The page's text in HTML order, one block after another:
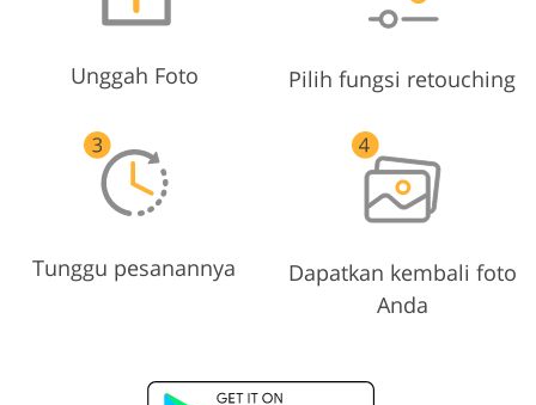
Unggah Foto Pilih fungsi retouching
Tunggu pesanannya
Dapatkan kembali foto
Anda